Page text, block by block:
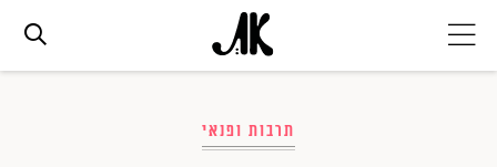
תרבות ופנאי